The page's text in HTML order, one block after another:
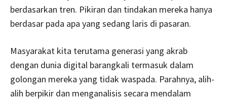
berdasarkan tren. Pikiran dan tindakan mereka hanya
berdasar pada apa yang sedang laris di pasaran.
Masyarakat kita terutama generasi yang akrab
dengan dunia digital barangkali termasuk dalam
golongan mereka yang tidak waspada. Parahnya, alih-
alih berpikir dan menganalisis secara mendalam